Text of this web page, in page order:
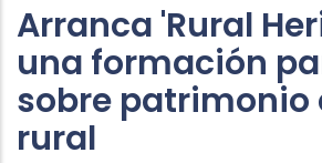
Arranca 'Rural
una formación
sobre patrimonio
rural